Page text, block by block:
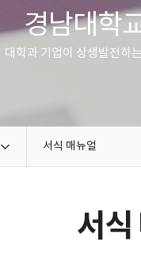
경남대학
대학과 기업이 상생발전하
서식 매뉴얼
서식